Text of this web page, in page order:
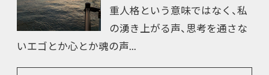
重人格という意味ではなく、私
の湧き上がる声、思考を通さな
いエゴとか心とか魂の声...